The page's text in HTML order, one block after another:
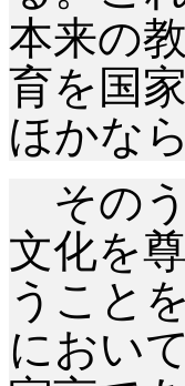
本来の
育を国
ほかな
そのう
文化を
うこと
におい